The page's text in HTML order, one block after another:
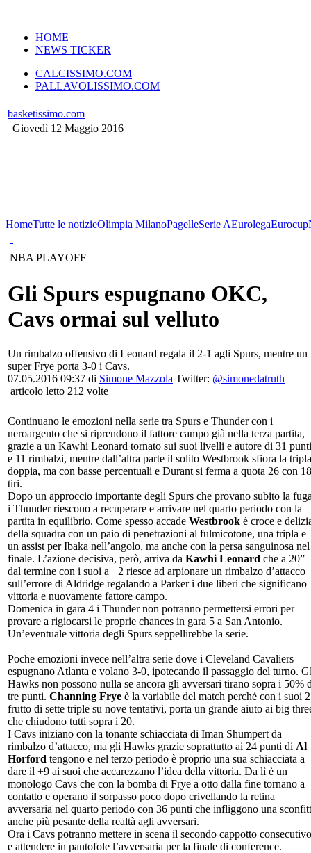
HOME
NEWS TICKER
CALCISSIMO.COM
PALLAVOLISSIMO.COM
basketissimo.com
Giovedì 12 Maggio 2016
HomeTutte le notizieOlimpia MilanoPagelleSerie AEurolegaEurocup
NBA PLAYOFF
Gli Spurs espugnano OKC,
Cavs ormai sul velluto
Un rimbalzo offensivo di Leonard regala il 2-1 agli Spurs, mentre un
super Frye porta 3-0 i Cavs.
07.05.2016 09:37 di Simone Mazzola Twitter: @simonedatruth
articolo letto 212 volte
Continuano le emozioni nella serie tra Spurs e Thunder con i
neroargento che si riprendono il fattore campo già nella terza partita,
grazie a un Kawhi Leonard tornato sui suoi livelli e autore di 31 punti
e 11 rimbalzi, mentre dall’altra parte il solito Westbrook sfiora la tripla
doppia, ma con basse percentuali e Durant si ferma a quota 26 con 18
tiri.
Dopo un approccio importante degli Spurs che provano subito la
i Thunder riescono a recuperare e arrivare nel quarto periodo con la
partita in equilibrio. Come spesso accade Westbrook è croce e
della squadra con un paio di penetrazioni al fulmicotone, una tripla e
un assist per Ibaka nell’angolo, ma anche con la persa sanguinosa nel
finale. L’azione decisiva, però, arriva da Kawhi Leonard che a 20”
dal termine con i suoi a +2 riesce ad arpionare un rimbalzo d’attacco
sull’errore di Aldridge regalando a Parker i due liberi che significano
vittoria e nuovamente fattore campo.
Domenica in gara 4 i Thunder non potranno permettersi errori per
provare a rigiocarsi le proprie chances in gara 5 a San Antonio.
Un’eventuale vittoria degli Spurs seppellirebbe la serie.
Poche emozioni invece nell’altra serie dove i Cleveland Cavaliers
espugnano Atlanta e volano 3-0, ipotecando il passaggio del turno.
Hawks non possono nulla se ancora gli avversari tirano sopra i 50%
tre punti. Channing Frye è la variabile del match perché con i suoi
frutto di sette triple su nove tentativi, porta un grande aiuto ai big
che chiudono tutti sopra i 20.
I Cavs iniziano con la tonante schiacciata di Iman Shumpert da
rimbalzo d’attacco, ma gli Hawks grazie soprattutto ai 24 punti di Al
Horford tengono e nel terzo periodo è proprio una sua schiacciata a
dare il +9 ai suoi che accarezzano l’idea della vittoria. Da lì è un
monologo Cavs che con la bomba di Frye a otto dalla fine tornano a
contatto e operano il sorpasso poco dopo crivellando la retina
avversaria nel quarto periodo con 36 punti che infliggono una
anche più pesante della realtà agli avversari.
Ora i Cavs potranno mettere in scena il secondo cappotto consecutivo
e attendere in pantofole l’avversaria per la finale di conference.